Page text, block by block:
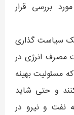
بررسی قرار
یک سیاست گذاری
مصرف انرژی در
مسئولیت بهینه
و حتی شاید
نفت و نیرو در